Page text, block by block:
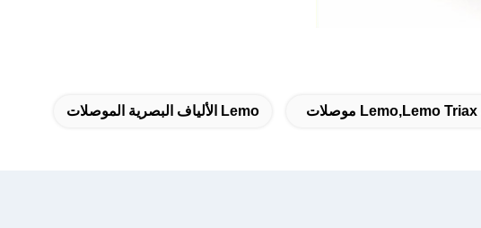
Lemo الألياف البصرية الموصلات